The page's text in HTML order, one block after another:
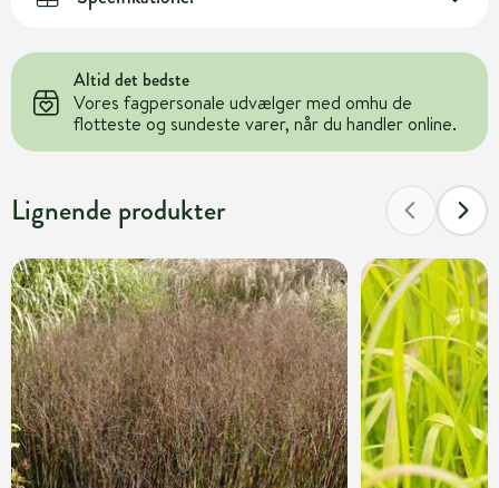
Altid det bedste
Vores fagpersonale udvælger med omhu de
flotteste og sundeste varer, når du handler online.
Lignende produkter